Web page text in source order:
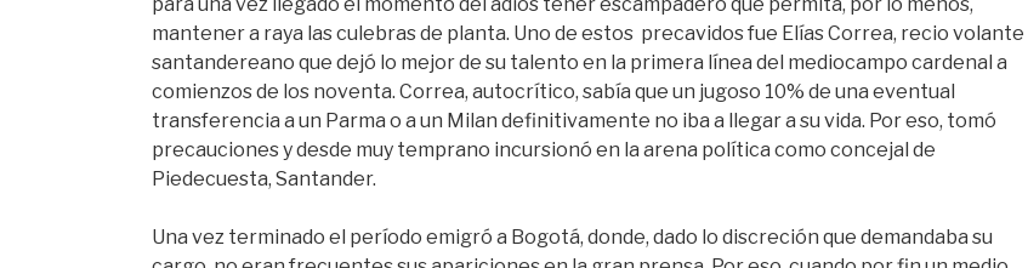
mantener a raya las culebras de planta. Uno de estos precavidos fue Elías Correa, recio volante
santandereano que dejó lo mejor de su talento en la primera línea del mediocampo cardenal a
comienzos de los noventa. Correa, autocrítico, sabía que un jugoso 10% de una eventual
transferencia a un Parma o a un Milan definitivamente no iba a llegar a su vida. Por eso, tomó
precauciones y desde muy temprano incursionó en la arena política como concejal de
Piedecuesta, Santander.
Una vez terminado el período emigró a Bogotá, donde, dado lo discreción que demandaba su